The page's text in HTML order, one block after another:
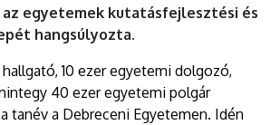
az egyetemek kutatásfejlesztési és
hangsúlyozta.
10 ezer egyetemi dolgozó,
40 ezer egyetemi polgár
tanév a Debreceni Egyetemen. Idén